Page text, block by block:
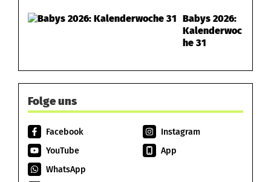
Babys 2026:
Kalenderwoc
he 31
Folge uns
Facebook
Instagram
YouTube
App
WhatsApp